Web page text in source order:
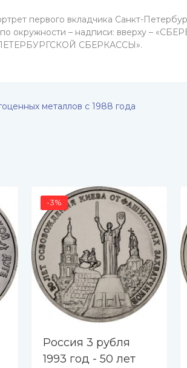
первого вкладчика Санкт-
по окружности – надписи: вверху –
СБЕРКАССЫ».
металлов с 1988 года
-3%
Россия 3 рубля
1993 год - 50 лет